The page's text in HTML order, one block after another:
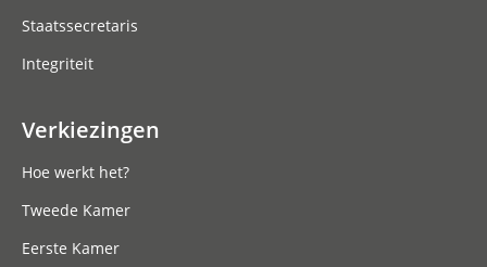
Staatssecretaris
Integriteit
Verkiezingen
Hoe werkt het?
Tweede Kamer
Eerste Kamer